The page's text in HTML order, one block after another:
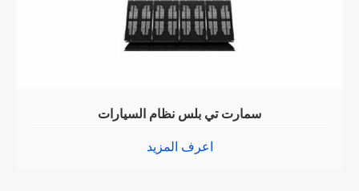
سمارت تي بلس نظام السيارات
اعرف المزيد